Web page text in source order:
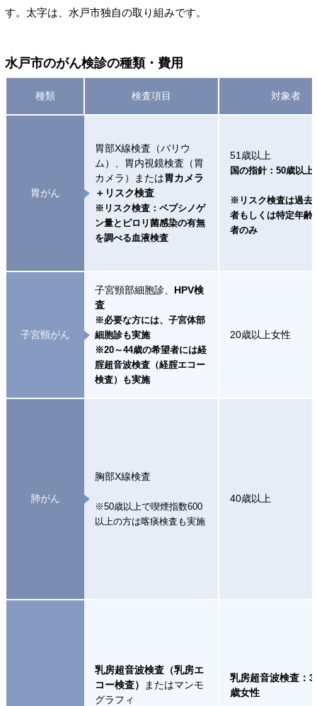
す。太字は、水戸市独自の取り組みです。
水戸市のがん検診の種類・費用
種類 検査項目 対象者
胃がん
胃部X線検査（バリウ
ム）、胃内視鏡検査（胃
カメラ）または胃カメラ
＋リスク検査
※リスク検査：ペプシノゲ
ン量とピロリ菌感染の有無
を調べる血液検査
51歳以上
国の指針：50歳以上
※リスク検査は過去
者もしくは特定年齢
者のみ
子宮頸がん
子宮頸部細胞診、 HPV検
査
※必要な方には、子宮体部
細胞診も実施
※20～44歳の希望者には経
腟超音波検査（経腟エコー
検査）も実施
20歳以上女性
肺がん
胸部X線検査
※50歳以上で喫煙指数600
以上の方は喀痰検査も実施
40歳以上
乳房超音波検査（乳房エ
コー検査）
またはマンモ
グラフィ
乳房超音波検査：
歳女性